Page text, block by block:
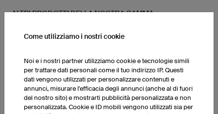
ALTRI PRODOTTI DELLA NOSTRA GAMMA
Maglie per sport di
squadra - donna
Calze
Come utilizziamo i nostri cookie
Noi e i nostri partner utilizziamo cookie e tecnologie simili
per trattare dati personali come il tuo indirizzo IP. Questi
dati vengono utilizzati per personalizzare contenuti e
annunci, misurare l'efficacia degli annunci (anche al di fuori
del nostro sito) e mostrarti pubblicità personalizzata e non
personalizzata. Cookie e ID mobili vengono utilizzati sia per